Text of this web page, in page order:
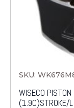
SKU:
WISECO
(1.9C)STROKE/L